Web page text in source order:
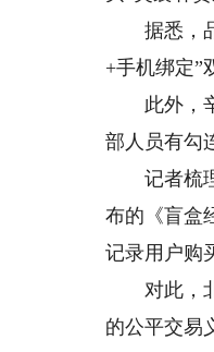
据悉，品
+手机绑定”
此外，辛
部人员有勾
记者梳理
布的《盲盒
记录用户购
对此，北
的公平交易